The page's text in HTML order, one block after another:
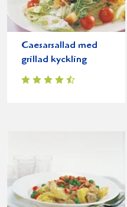
Caesarsallad med
grillad kyckling